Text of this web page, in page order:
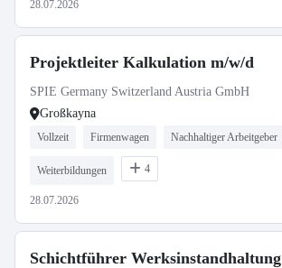
28.07.2026
Projektleiter Kalkulation m/w/d
SPIE Germany Switzerland Austria GmbH
Großkayna
Vollzeit Firmenwagen Nachhaltiger Arbeitgeber
Weiterbildungen 4
28.07.2026
Schichtführer Werksinstandhaltung